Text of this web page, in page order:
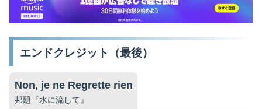
エンドクレジット（最後）
Non, je ne Regrette rien
邦題『水に流して』